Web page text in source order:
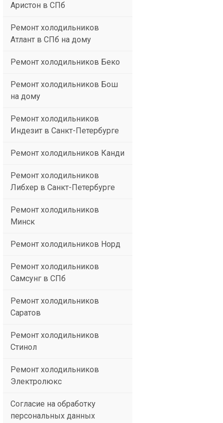
Аристон в СПб
Ремонт холодильников
Атлант в СПб на дому
Ремонт холодильников Беко
Ремонт холодильников Бош
на дому
Ремонт холодильников
Индезит в Санкт-Петербурге
Ремонт холодильников Канди
Ремонт холодильников
Либхер в Санкт-Петербурге
Ремонт холодильников
Минск
Ремонт холодильников Норд
Ремонт холодильников
Самсунг в СПб
Ремонт холодильников
Саратов
Ремонт холодильников
Стинол
Ремонт холодильников
Электролюкс
Согласие на обработку
персональных данных